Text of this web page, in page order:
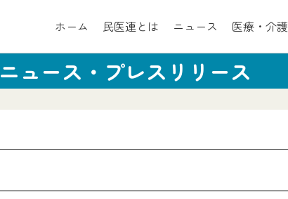
ホーム 民医連とは ニュース 医療・介護
ニュース・プレスリリース